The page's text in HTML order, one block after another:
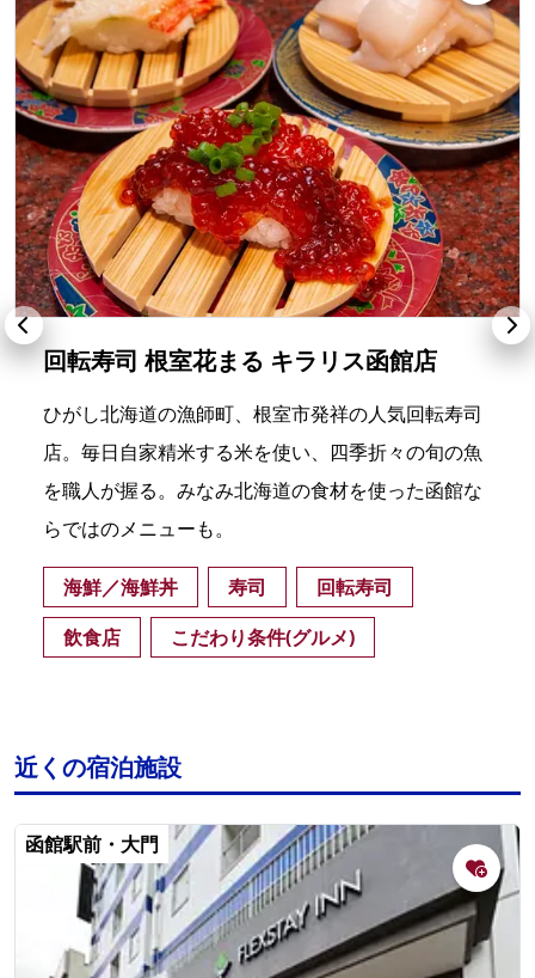
回転寿司 根室花まる キラリス函館店
ひがし北海道の漁師町、根室市発祥の人気回転寿司
店。毎日自家精米する米を使い、四季折々の旬の魚
を職人が握る。みなみ北海道の食材を使った函館な
らではのメニューも。
海鮮／海鮮丼 寿司
回転寿司
飲食店
こだわり条件(グルメ)
近くの宿泊施設
函館駅前・大門